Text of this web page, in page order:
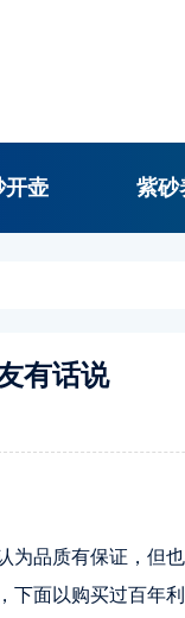
开壶 紫砂
有话说
品质有保证，但
面以购买过百年